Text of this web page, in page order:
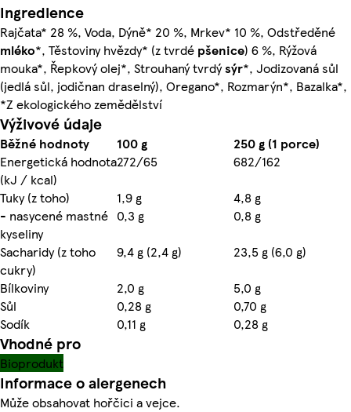
Ingredience
Rajčata* 28 %, Voda, Dýně* 20 %, Mrkev* 10 %, Odstředěné
mléko*, Těstoviny hvězdy* (z tvrdé pšenice) 6 %, Rýžová
mouka*, Řepkový olej*, Strouhaný tvrdýsýr*, Jodizovaná sůl
(jedlá sůl, jodičnan draselný), Oregano*, Rozmarýn*, Bazalka*,
*Z ekologického zemědělství
Výživové údaje
Běžné hodnoty 100 g
250 g (1 porce)
Energetická hodnota
(kJ / kcal)
272/65
682/162
Tuky (z toho)
1,9 g
4,8 g
- nasycené mastné
kyseliny
0,3 g
0,8 g
Sacharidy (z toho
cukry)
9,4 g (2,4 g)
23,5 g (6,0 g)
Bílkoviny
2,0 g
5,0 g
Sůl
0,28 g
0,70 g
Sodík
0,11 g 0,28 g
Vhodné pro
Bioprodukt
Informace o alergenech
Může obsahovat hořčici a vejce.